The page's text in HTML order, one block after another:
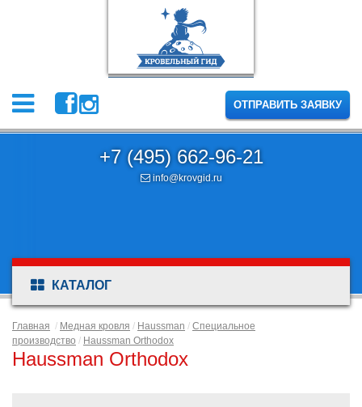
ОТПРАВИТЬ ЗАЯВКУ
+7 (495) 662-96-21
info@krovgid.ru
КАТАЛОГ
Главная / Медная кровля / Haussman / Специальное
производство / Haussman Orthodox
Haussman Orthodox